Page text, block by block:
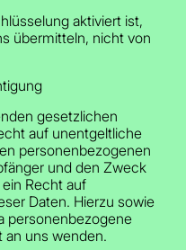
aktiviert ist,
übermitteln, nicht von
gesetzlichen
auf unentgeltliche
personenbezogenen
und den Zweck
Recht auf
Daten. Hierzu sowie
personenbezogene
an uns wenden.